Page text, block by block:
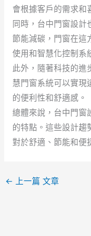
會根據客戶的需求和
同時，台中門窗設計
節能減碳，門窗在這
使用和智慧化控制系
此外，隨著科技的進
慧門窗系統可以實現
的便利性和舒適感。
總體來說，台中門窗
的特點。這些設計趨
對於舒適、節能和便
← 上一篇 文章